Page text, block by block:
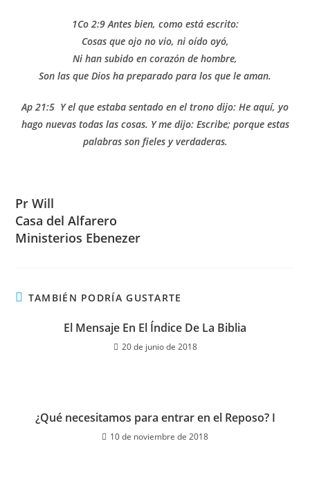
1Co 2:9 Antes bien, como está escrito:
Cosas que ojo no vio, ni oído oyó,
Ni han subido en corazón de hombre,
Son las que Dios ha preparado para los que le aman.
Ap 21:5 Y el que estaba sentado en el trono dijo: He aquí, yo
hago nuevas todas las cosas. Y me dijo: Escribe; porque estas
palabras son fieles y verdaderas.
Pr Will
Casa del Alfarero
Ministerios Ebenezer
TAMBIÉN PODRÍA GUSTARTE
El Mensaje En El Índice De La Biblia
20 de junio de 2018
¿Qué necesitamos para entrar en el Reposo? I
10 de noviembre de 2018